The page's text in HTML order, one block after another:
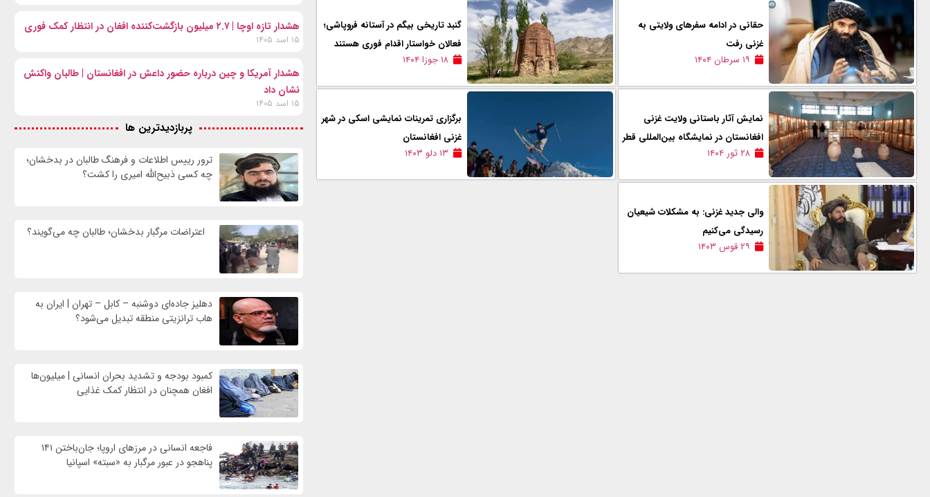
حقانی در ادامه سفرهای ولایتی به
غزنی رفت
۱۹ سرطان ۱۴۰۴
گنبد تاریخی بیگم در آستانه فروپاشی؛
فعالان خواستار اقدام فوری هستند
۱۸ جوزا ۱۴۰۴
نمایش آثار باستانی ولایت غزنی
افغانستان در نمایشگاه بین‌المللی قطر
۲۸ ثور ۱۴۰۴
برگزاری تمرینات نمایشی اسکی در شهر
غزنی افغانستان
۱۳ دلو ۱۴۰۳
والی جدید غزنی: به مشکلات شیعیان
رسیدگی می‌کنیم
۲۹ قوس ۱۴۰۳
هشدار تازه اوچا | ۲.۷ میلیون بازگشت‌کننده افغان در انتظار کمک فوری
۱۵ اسد ۱۴۰۵
هشدار آمریکا و چین درباره حضور داعش در افغانستان | طالبان واکنش
نشان داد
۱۵ اسد ۱۴۰۵
پربازدیدترین ها
ترور رییس اطلاعات و فرهنگ طالبان در بدخشان؛
چه کسی ذبیح‌الله امیری را کشت؟
اعتراضات مرگبار بدخشان؛ طالبان چه می‌گویند؟
دهلیز جاده‌ای دوشنبه – کابل – تهران | ایران به
هاب ترانزیتی منطقه تبدیل می‌شود؟
کمبود بودجه و تشدید بحران انسانی | میلیون‌ها
افغان همچنان در انتظار کمک غذایی
فاجعه انسانی در مرزهای اروپا؛ جان‌باختن ۱۴۱
پناهجو در عبور مرگبار به «سبته» اسپانیا